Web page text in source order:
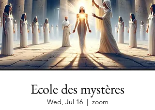
Ecole des mystères
Wed, Jul 16
  |
zoom